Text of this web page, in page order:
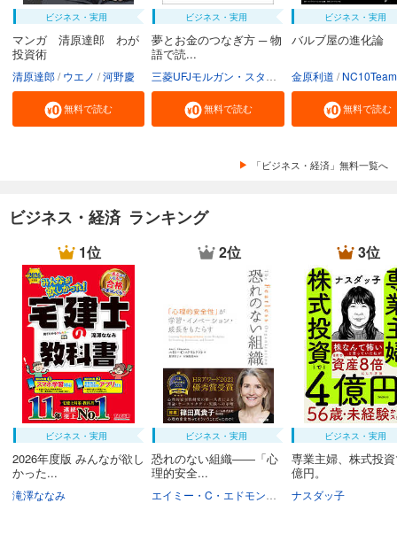
ビジネス・実用
マンガ 清原達郎 わが
投資術
清原達郎 ウエノ 河野慶
無料で読む
ビジネス・実用
夢とお金のつなぎ方 ─ 物
語で読...
三菱UFJモルガン・スタンレー証券株式会社
無料で読む
ビジネス・実用
バルブ屋の進化論
金原利道 NC10Team
無料で読む
「ビジネス・経済」無料一覧へ
ビジネス・経済 ランキング
1位
ビジネス・実用
2026年度版 みんなが欲し
かった...
滝澤ななみ
2位
ビジネス・実用
恐れのない組織――「心
理的安全...
野津智子
3位
ビジネス・実用
専業主婦、株式投
億円。
ナスダッ子